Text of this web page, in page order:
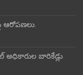
ఆరోపణలు.
అధికారుల బారికేడ్లు